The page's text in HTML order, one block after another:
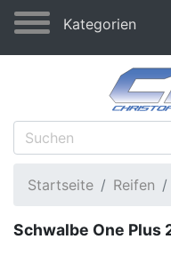
Kategorien
Startseite Reifen
Schwalbe One Plus